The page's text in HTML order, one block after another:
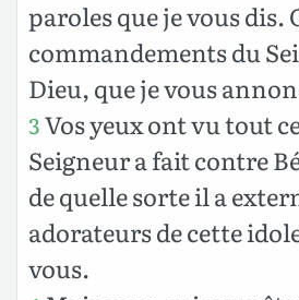
paroles que je vous dis.
commandements du
Dieu, que je vous
3Vos yeux ont vu tout
Seigneur a fait contre
de quelle sorte il a
adorateurs de cette
vous.